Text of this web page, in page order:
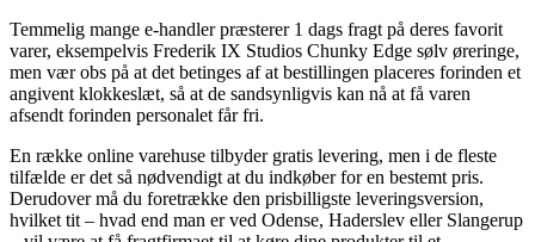
Temmelig mange e-handler præsterer 1 dags fragt på deres favorit
varer, eksempelvis Frederik IX Studios Chunky Edge sølv øreringe,
men vær obs på at det betinges af at bestillingen placeres forinden et
angivent klokkeslæt, så at de sandsynligvis kan nå at få varen
afsendt forinden personalet får fri.
En række online varehuse tilbyder gratis levering, men i de fleste
tilfælde er det så nødvendigt at du indkøber for en bestemt pris.
Derudover må du foretrække den prisbilligste leveringsversion,
hvilket tit – hvad end man er ved Odense, Haderslev eller Slangerup